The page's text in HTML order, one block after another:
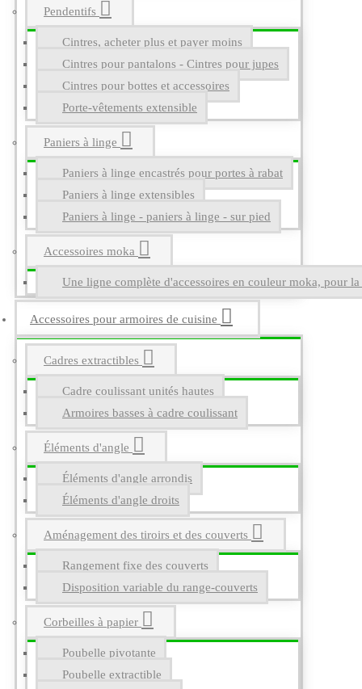
Pendentifs
Cintres, acheter plus et payer moins
Cintres pour pantalons - Cintres pour jupes
Cintres pour bottes et accessoires
Porte-vêtements extensible
Paniers à linge
Paniers à linge encastrés pour portes à rabat
Paniers à linge extensibles
Paniers à linge - paniers à linge - sur pied
Accessoires moka
Une ligne complète d'accessoires en couleur moka, pour
Accessoires pour armoires de cuisine
Cadres extractibles
Cadre coulissant unités hautes
Armoires basses à cadre coulissant
Éléments d'angle
Éléments d'angle arrondis
Éléments d'angle droits
Aménagement des tiroirs et des couverts
Rangement fixe des couverts
Disposition variable du range-couverts
Corbeilles à papier
Poubelle pivotante
Poubelle extractible